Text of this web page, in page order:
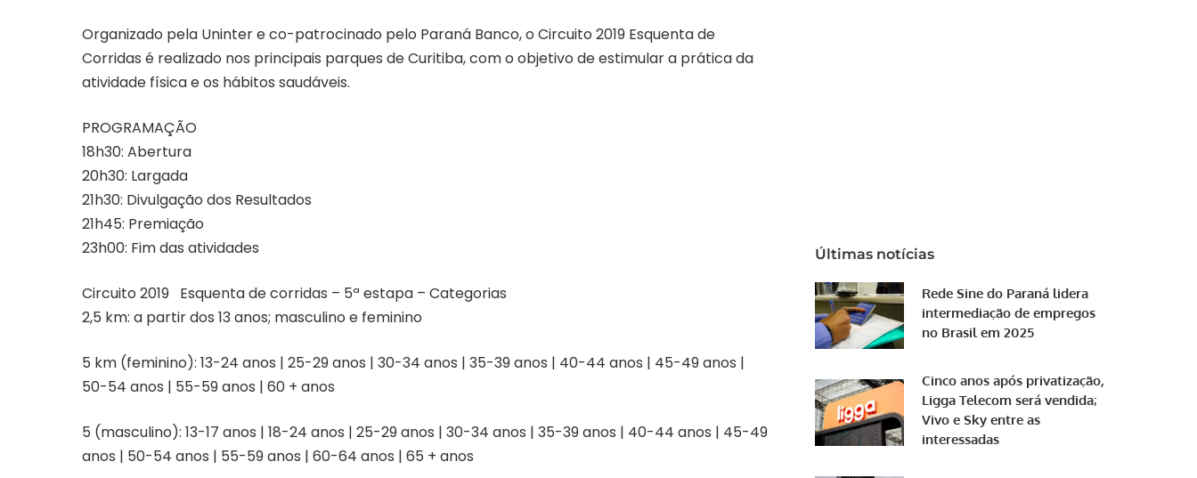
Organizado pela Uninter e co-patrocinado pelo Paraná Banco, o Circuito 2019 Esquenta de
Corridas é realizado nos principais parques de Curitiba, com o objetivo de estimular a prática da
atividade física e os hábitos saudáveis.
PROGRAMAÇÃO
18h30: Abertura
20h30: Largada
21h30: Divulgação dos Resultados
21h45: Premiação
23h00: Fim das atividades
Circuito 2019 Esquenta de corridas – 5ª estapa – Categorias
2,5 km: a partir dos 13 anos; masculino e feminino
5 km (feminino): 13-24 anos | 25-29 anos | 30-34 anos | 35-39 anos | 40-44 anos | 45-49 anos |
50-54 anos | 55-59 anos | 60 + anos
5 (masculino): 13-17 anos | 18-24 anos | 25-29 anos | 30-34 anos | 35-39 anos | 40-44 anos | 45-49
anos | 50-54 anos | 55-59 anos | 60-64 anos | 65 + anos
Últimas notícias
Rede Sine do Paraná lidera
intermediação de empregos
no Brasil em 2025
Cinco anos após privatização,
Ligga Telecom será vendida;
Vivo e Sky entre as
interessadas